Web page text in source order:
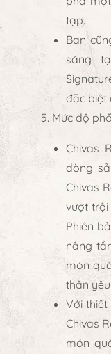
tạp.
Bạn
sáng
đặc biệt
Mức độ
Chivas
dòng
Chivas
vượt
Phiên
nâng
món
thân
Với thiết
Chivas
món